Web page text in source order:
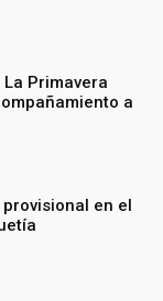
Primavera
a
en el